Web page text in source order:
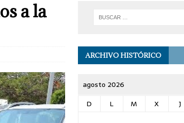
a la
ARCHIVO HISTÓRICO
agosto 2026
D
L M X J